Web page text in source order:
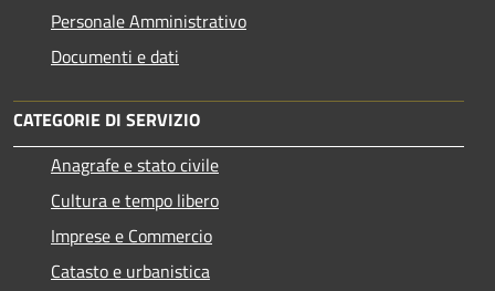
Personale Amministrativo
Documenti e dati
CATEGORIE DI SERVIZIO
Anagrafe e stato civile
Cultura e tempo libero
Imprese e Commercio
Catasto e urbanistica